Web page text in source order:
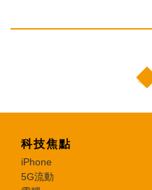
科技焦點
iPhone
5G流動